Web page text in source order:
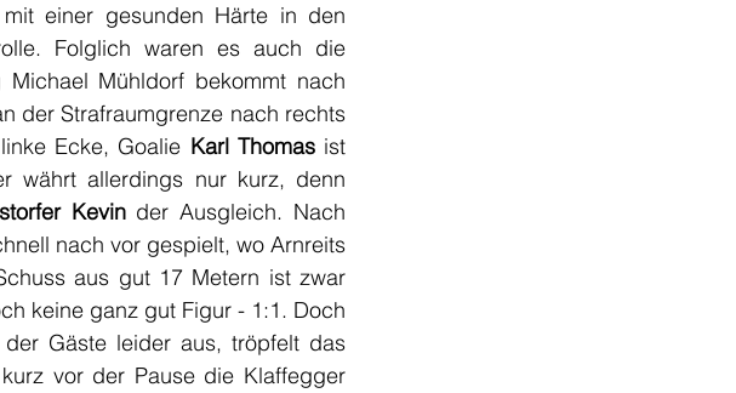
einer gesunden Härte in den
Folglich waren es auch die
Mühldorf bekommt nach
der Strafraumgrenze nach rechts
Ecke, Goalie Karl Thomas ist
währt allerdings nur kurz, denn
Kevin der Ausgleich. Nach
nach vor gespielt, wo Arnreits
aus gut 17 Metern ist zwar
keine ganz gut Figur - 1:1. Doch
Gäste leider aus, tröpfelt das
vor der Pause die Klaffegger